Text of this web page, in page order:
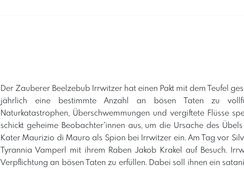
Der Zauberer Beelzebub Irrwitzer hat einen Pakt mit dem Teufel
jährlich eine bestimmte Anzahl an bösen Taten zu
Naturkatastrophen, Überschwemmungen und vergiftete Flüsse
schickt geheime Beobachter*innen aus, um die Ursache des
Kater Maurizio di Mauro als Spion bei Irrwitzer ein. Am Tag vor
Tyrannia Vamperl mit ihrem Raben Jakob Krakel auf Besuch.
Verpflichtung an bösen Taten zu erfüllen. Dabei soll ihnen ein